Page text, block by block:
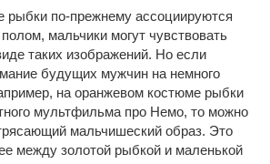
рыбки по-прежнему ассоциируются
мальчики могут чувствовать
таких изображений. Но если
будущих мужчин на немного
на оранжевом костюме рыбки
мультфильма про Немо, то можно
мальчишеский образ. Это
между золотой рыбкой и маленькой